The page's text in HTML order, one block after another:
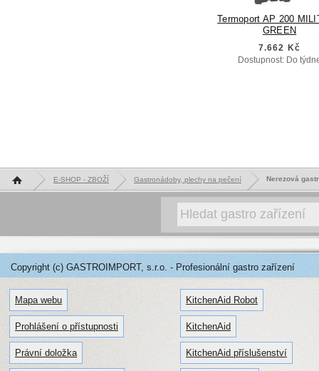
Termoport AP 200
GREEN
7.662 Kč
Dostupnost: Do
Hlavní stránka E-SHOP - ZBOŽÍ Gastronádoby, plechy na pečení Nerezová
Copyright (c) GASTROIMPORT, s.r.o. - Profesionální gastro zařízení
Mapa webu
Prohlášení o přístupnosti
Právní doložka
KitchenAid Robot
KitchenAid
KitchenAid příslušenství